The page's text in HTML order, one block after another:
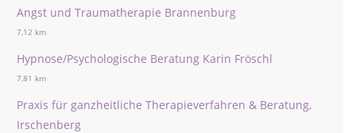
Angst und Traumatherapie Brannenburg
7,12 km
Hypnose/Psychologische Beratung Karin Fröschl
7,81 km
Praxis für ganzheitliche Therapieverfahren & Beratung,
Irschenberg